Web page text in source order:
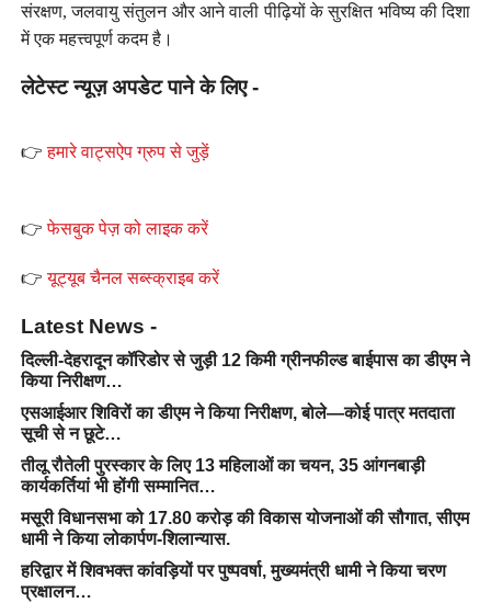
संरक्षण, जलवायु संतुलन और आने वाली पीढ़ियों के सुरक्षित भविष्य की दिशा
में एक महत्त्वपूर्ण कदम है।
लेटेस्ट न्यूज़ अपडेट पाने के लिए -
👉हमारे वाट्सऐप ग्रुप से जुड़ें
👉फेसबुक पेज़ को लाइक करें
👉यूट्यूब चैनल सब्स्क्राइब करें
Latest News -
दिल्ली-देहरादून कॉरिडोर से जुड़ी 12 किमी ग्रीनफील्ड बाईपास का डीएम ने
किया निरीक्षण…
एसआईआर शिविरों का डीएम ने किया निरीक्षण, बोले—कोई पात्र मतदाता
सूची से न छूटे…
तीलू रौतेली पुरस्कार के लिए 13 महिलाओं का चयन, 35 आंगनबाड़ी
कार्यकर्तियां भी होंगी सम्मानित…
मसूरी विधानसभा को 17.80 करोड़ की विकास योजनाओं की सौगात, सीएम
धामी ने किया लोकार्पण-शिलान्यास.
हरिद्वार में शिवभक्त कांवड़ियों पर पुष्पवर्षा, मुख्यमंत्री धामी ने किया चरण
प्रक्षालन…